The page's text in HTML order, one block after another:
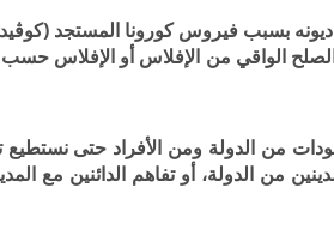
الصلح الواقي من الإفلاس أو الإفلاس
من الدولة ومن الأفراد حتى نستطيع
من الدولة، أو تفاهم الدائنين مع